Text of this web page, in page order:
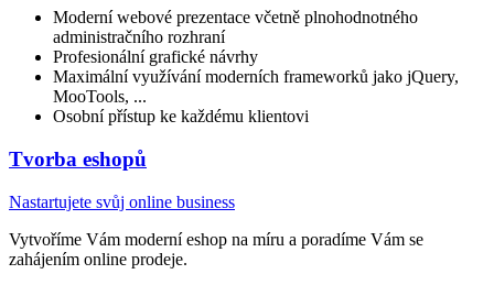
Moderní webové prezentace včetně plnohodnotného
administračního rozhraní
Profesionální grafické návrhy
Maximální využívání moderních frameworků jako jQuery,
MooTools, ...
Osobní přístup ke každému klientovi
Tvorba eshopů
Nastartujete svůj online business
Vytvoříme Vám moderní eshop na míru a poradíme Vám se
zahájením online prodeje.